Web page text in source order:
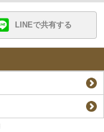
LINEで共有する